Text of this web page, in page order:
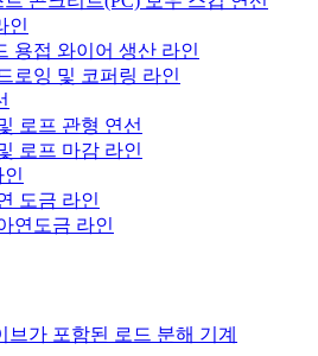
인
용접 와이어 생산 라인
로잉 및 코퍼링 라인
로프 관형 연선
로프 마감 라인
도금 라인
연도금 라인